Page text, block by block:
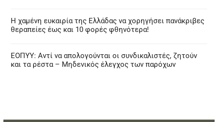
Η χαμένη ευκαιρία της Ελλάδας να χορηγήσει πανάκριβες
θεραπείες έως και 10 φορές φθηνότερα!
ΕΟΠΥΥ: Αντί να απολογούνται οι συνδικαλιστές, ζητούν
και τα ρέστα – Μηδενικός έλεγχος των παρόχων